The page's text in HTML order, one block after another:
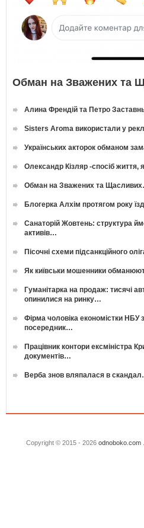
Обман на Зважених та
Алина Френдій та Петро
Sisters Aroma використали у
Українських акторок обманом
Олександр Кізляр -спосіб життя,
Обман на Зважених та
Блогерка Алхім протягом року
Санаторій Жовтень: структура
активів…
Пісочні схеми підсанкційного
Як київськи мошенники
Гуманітарка на продаж: тисячі
опинилися на ринку…
Фірма чоловіка економістки
посередник…
Працівник контори ексміністра
документів…
Верба знов вляпалася в
Copyright © 2015 - 2026 odnoboko.com.